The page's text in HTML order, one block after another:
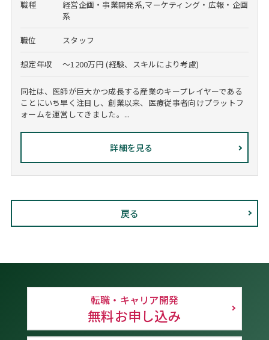
職種
経営企画・事業開発系,マーケティング・広報・企画
系
職位 スタッフ
想定年収 ～1200万円 (経験、スキルにより考慮)
同社は、医師が巨大かつ成長する産業のキープレイヤーである
ことにいち早く注目し、創業以来、医療従事者向けプラットフ
ォームを運営してきました。...
詳細を見る
戻る
転職・キャリア開発
無料お申し込み